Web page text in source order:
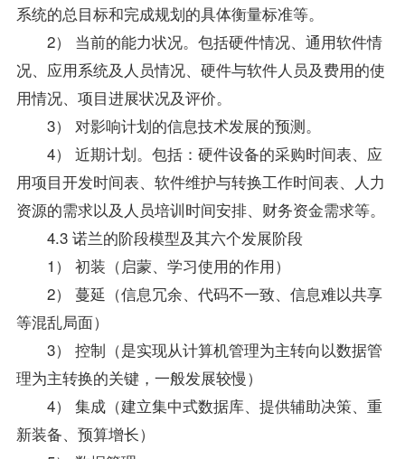
系统的总目标和完成规划的具体衡量标准等。
2） 当前的能力状况。包括硬件情况、通用软件情
况、应用系统及人员情况、硬件与软件人员及费用的使
用情况、项目进展状况及评价。
3） 对影响计划的信息技术发展的预测。
4） 近期计划。包括：硬件设备的采购时间表、应
用项目开发时间表、软件维护与转换工作时间表、人力
资源的需求以及人员培训时间安排、财务资金需求等。
4.3 诺兰的阶段模型及其六个发展阶段
1） 初装（启蒙、学习使用的作用）
2） 蔓延（信息冗余、代码不一致、信息难以共享
等混乱局面）
3） 控制（是实现从计算机管理为主转向以数据管
理为主转换的关键，一般发展较慢）
4） 集成（建立集中式数据库、提供辅助决策、重
新装备、预算增长）